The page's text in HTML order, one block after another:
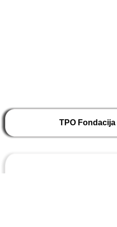
TPO Fondacija